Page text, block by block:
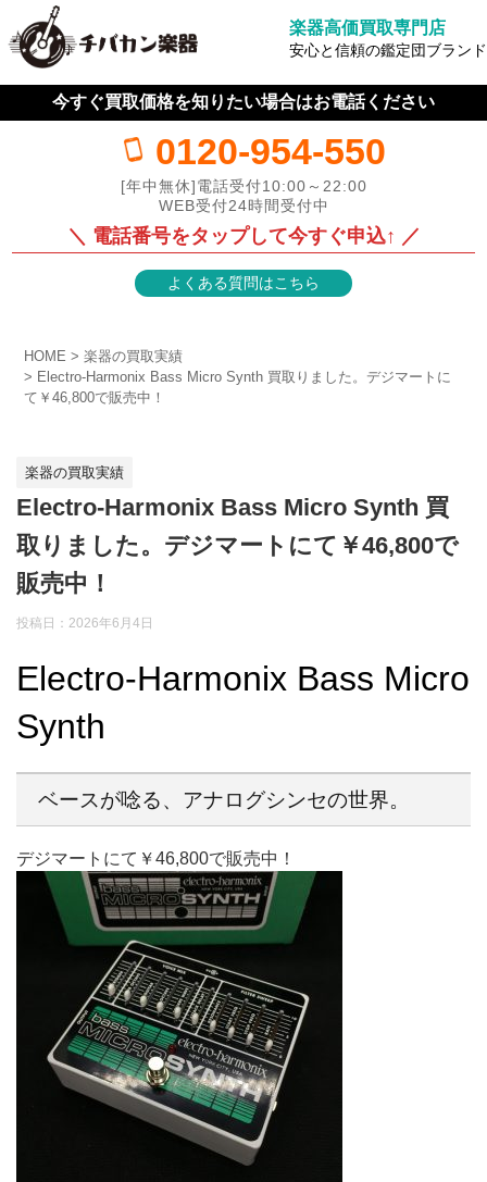
楽器高価買取専門店
安心と信頼の鑑定団ブランド
今すぐ買取価格を知りたい場合はお電話ください
0120-954-550
[年中無休]電話受付10:00～22:00
WEB受付24時間受付中
＼ 電話番号をタップして今すぐ申込↑ ／
よくある質問はこちら
HOME
楽器の買取実績
Electro-Harmonix Bass Micro Synth 買取りました。デジマートに
て￥46,800で販売中！
楽器の買取実績
Electro-Harmonix Bass Micro Synth 買
取りました。デジマートにて￥46,800で
販売中！
投稿日：2026年6月4日
Electro-Harmonix Bass Micro
Synth
ベースが唸る、アナログシンセの世界。
デジマートにて￥46,800で販売中！